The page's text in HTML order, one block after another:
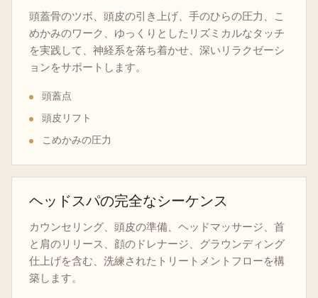
頭蓋骨のツボ、頭皮の引き上げ、手のひらの圧力、こ
めかみのワーク、ゆっくりとしたリズミカルなタッチ
を実践して、神経系を落ち着かせ、深いリラクゼーシ
ョンをサポートします。
頭蓋点
頭皮リフト
こめかみの圧力
ヘッドスパの完全なシーケンス
カウンセリング、頭皮の準備、ヘッドマッサージ、首
と肩のリリース、顔のドレナージ、グラウンディング
仕上げを含む、洗練されたトリートメントフローを構
築します。